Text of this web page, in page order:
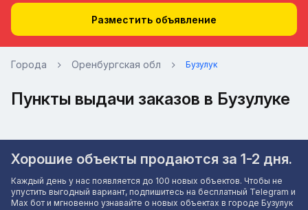
Разместить объявление
Города Оренбургская обл Бузулук
Пункты выдачи заказов в Бузулуке
Хорошие объекты продаются за 1-2 дня.
Каждый день у нас появляется до 100 новых объектов. Чтобы не
упустить выгодный вариант, подпишитесь на бесплатный Telegram и
Max бот и мгновенно узнавайте о новых объектах в городе Бузулук